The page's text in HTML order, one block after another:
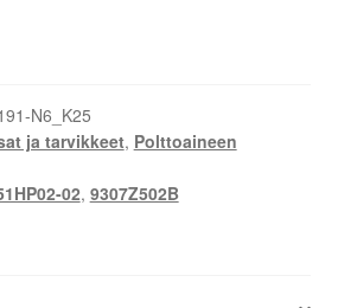
N6_K25
ja tarvikkeet, Polttoaineen
02, 9307Z502B